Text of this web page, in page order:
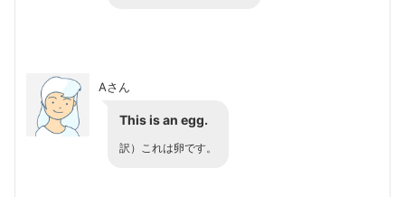
Aさん
This is an egg.
訳）これは卵です。